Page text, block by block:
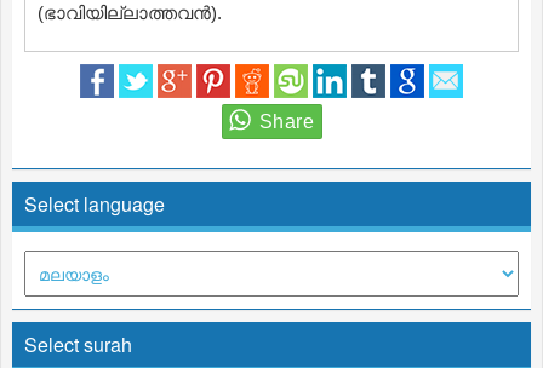
(ഭാവിയില്ലാത്തവന്‍).
Select language
Select surah